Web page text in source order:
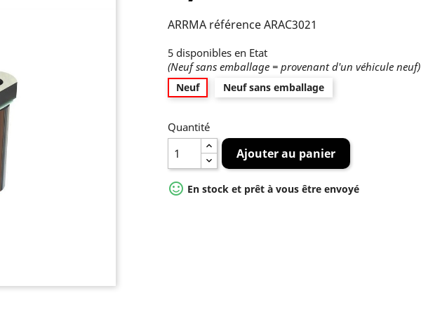
ARRMA référence ARAC3021
5 disponibles en Etat
(Neuf sans emballage = provenant d'un véhicule neuf)
Neuf Neuf sans emballage
Quantité
Ajouter au panier
 En stock et prêt à vous être envoyé